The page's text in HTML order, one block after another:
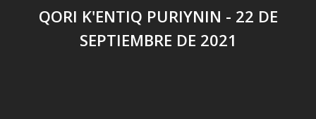
QORI K'ENTIQ PURIYNIN - 22 DE
SEPTIEMBRE DE 2021